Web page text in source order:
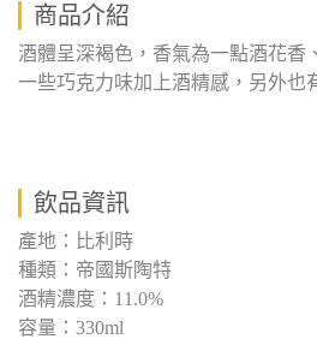
商品介紹
酒體呈深褐色，香氣為一點酒花香
一些巧克力味加上酒精感，另外也
飲品資訊
產地：比利時
種類：帝國斯陶特
酒精濃度：11.0%
容量：330ml